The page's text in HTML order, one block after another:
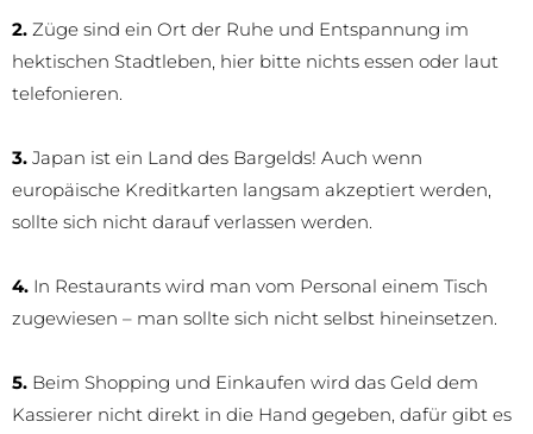
2. Züge sind ein Ort der Ruhe und Entspannung im
hektischen Stadtleben, hier bitte nichts essen oder laut
telefonieren.
3. Japan ist ein Land des Bargelds! Auch wenn
europäische Kreditkarten langsam akzeptiert werden,
sollte sich nicht darauf verlassen werden.
4. In Restaurants wird man vom Personal einem Tisch
zugewiesen – man sollte sich nicht selbst hineinsetzen.
5. Beim Shopping und Einkaufen wird das Geld dem
Kassierer nicht direkt in die Hand gegeben, dafür gibt es